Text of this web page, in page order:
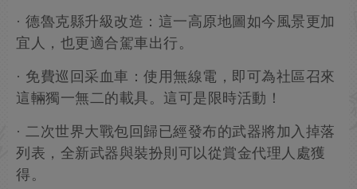
· 德魯克縣升級改造：這一高原地圖如今風景更加
宜人，也更適合駕車出行。
· 免費巡回采血車：使用無線電，即可為社區召來
這輛獨一無二的載具。這可是限時活動！
· 二次世界大戰包回歸已經發布的武器將加入掉落
列表，全新武器與裝扮則可以從賞金代理人處獲
得。